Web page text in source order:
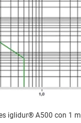
iglidur® A500 con 1